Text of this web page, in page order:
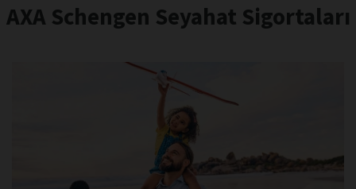
AXA Schengen Seyahat Sigortaları